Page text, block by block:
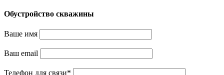
Обустройство скважины
Ваше имя
Ваш email
Телефон для связи*